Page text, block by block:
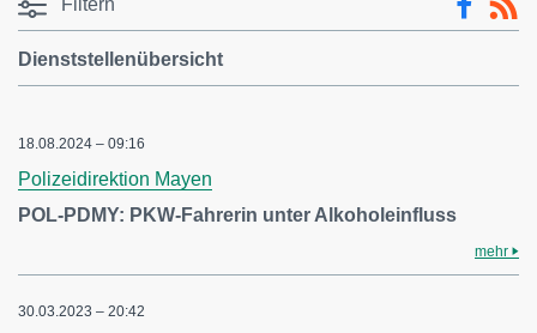
Filtern
Dienststellenübersicht
18.08.2024 – 09:16
Polizeidirektion Mayen
POL-PDMY: PKW-Fahrerin unter Alkoholeinfluss
mehr
30.03.2023 – 20:42